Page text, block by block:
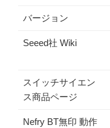
バージョン
Seeed社 Wiki
スイッチサイエン
ス商品ページ
Nefry BT無印 動作